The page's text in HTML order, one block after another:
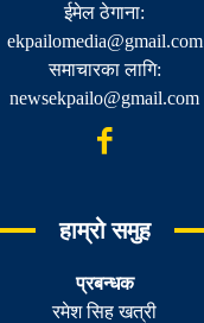
ईमेल ठेगाना:
ekpailomedia@gmail.com
समाचारका लागि:
newsekpailo@gmail.com
हाम्रो समुह
प्रबन्धक
रमेश सिह खत्री